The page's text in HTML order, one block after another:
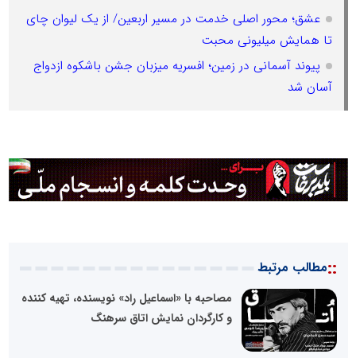
عشق؛ محور اصلی خدمت در مسیر اربعین/ از یک لیوان چای
تا همایش میلیونی محبت
پیوند آسمانی در زمین؛ افسریه میزبان جشن باشکوه ازدواج
آسان شد
::مطالب مرتبط
مصاحبه با «اسماعیل راد» نویسنده، تهیه کننده
و کارگردان نمایش اتاق سرهنگ